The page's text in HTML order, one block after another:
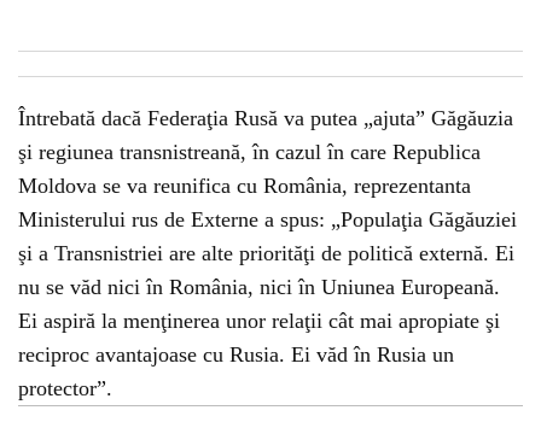
Întrebată dacă Federaţia Rusă va putea „ajuta” Găgăuzia
şi regiunea transnistreană, în cazul în care Republica
Moldova se va reunifica cu România, reprezentanta
Ministerului rus de Externe a spus: „Populaţia Găgăuziei
şi a Transnistriei are alte priorităţi de politică externă. Ei
nu se văd nici în România, nici în Uniunea Europeană.
Ei aspiră la menţinerea unor relaţii cât mai apropiate şi
reciproc avantajoase cu Rusia. Ei văd în Rusia un
protector”.